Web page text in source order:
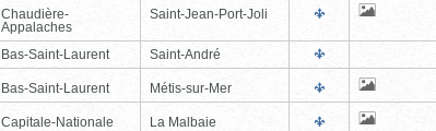
Chaudière-
Appalaches
Saint-Jean-Port-Joli
Bas-Saint-Laurent Saint-André
Bas-Saint-Laurent Métis-sur-Mer
Capitale-Nationale La Malbaie